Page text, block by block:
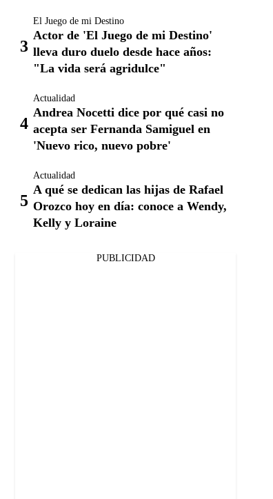
El Juego de mi Destino
Actor de 'El Juego de mi Destino'
lleva duro duelo desde hace años:
"La vida será agridulce"
Actualidad
Andrea Nocetti dice por qué casi no
acepta ser Fernanda Samiguel en
'Nuevo rico, nuevo pobre'
Actualidad
A qué se dedican las hijas de Rafael
Orozco hoy en día: conoce a Wendy,
Kelly y Loraine
PUBLICIDAD